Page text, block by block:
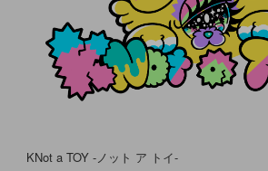
KNot a TOY -ノット ア トイ-